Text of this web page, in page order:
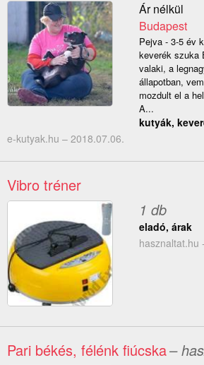
Ár nélkül
Budapest
Pejva - 3-5 év
keverék szuka
valaki, a
állapotban,
mozdult el a
A...
kutyák,
e-kutyak.hu – 2018.07.06.
Vibro tréner
1 db
eladó, árak
hasznaltat.hu
Pari békés, félénk fiúcska–